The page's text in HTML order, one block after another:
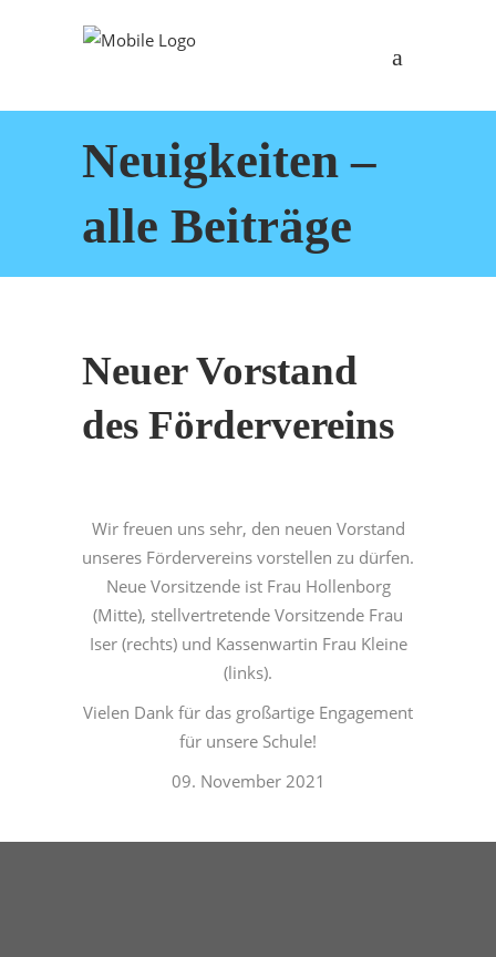
Neuigkeiten –
alle Beiträge
Neuer Vorstand
des Fördervereins
Wir freuen uns sehr, den neuen Vorstand
unseres Fördervereins vorstellen zu dürfen.
Neue Vorsitzende ist Frau Hollenborg
(Mitte), stellvertretende Vorsitzende Frau
Iser (rechts) und Kassenwartin Frau Kleine
(links).
Vielen Dank für das großartige Engagement
für unsere Schule!
09. November 2021